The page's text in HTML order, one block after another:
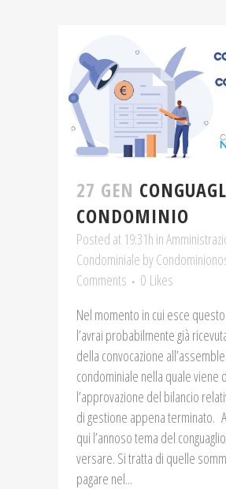
27 GEN
CONDOMINIO
Posted at 19:31h in
Condominiale by
Comments
0 Likes
Nel momento in cui esce
l’avrai probabilmente già
della convocazione
condominiale nella quale viene
l’approvazione del bilancio
di gestione appena terminato.
qui l’annoso tema del
versare. Si tratta di quelle
pagare nel...